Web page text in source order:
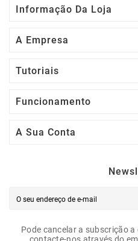
Informação Da Loja
A Empresa
Tutoriais
Funcionamento
A Sua Conta
Pode cancelar a subscrição